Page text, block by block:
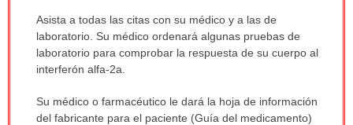
Asista a todas las citas con su médico y a las de
laboratorio. Su médico ordenará algunas pruebas de
laboratorio para comprobar la respuesta de su cuerpo al
interferón alfa-2a.
Su médico o farmacéutico le dará la hoja de información
del fabricante para el paciente (Guía del medicamento)